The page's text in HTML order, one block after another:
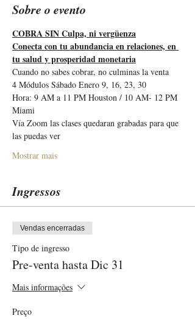
Sobre o evento
COBRA SIN Culpa, ni vergüenza
Conecta con tu abundancia en relaciones, en
tu salud y prosperidad monetaria
Cuando no sabes cobrar, no culminas la venta
4 Módulos Sábado Enero 9, 16, 23, 30
Hora: 9 AM a 11 PM Houston / 10 AM- 12 PM
Miami
Vía Zoom las clases quedaran grabadas para que
las puedas ver
Mostrar mais
Ingressos
Vendas encerradas
Tipo de ingresso
Pre-venta hasta Dic 31
Mais informações
Preço